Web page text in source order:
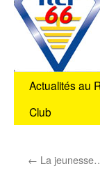
Aller
Actualités au
Club
← La